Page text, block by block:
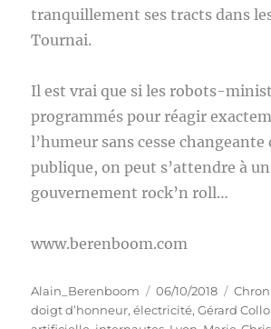
tranquillement ses tracts dans
Tournai.
Il est vrai que si les robots-
programmés pour réagir
l’humeur sans cesse changeante
publique, on peut s’attendre à un
gouvernement rock’n roll…
www.berenboom.com
Auteur
Alain_Berenboom
Publié
le
06/10/2018
doigt d’honneur,électricité,Gérard